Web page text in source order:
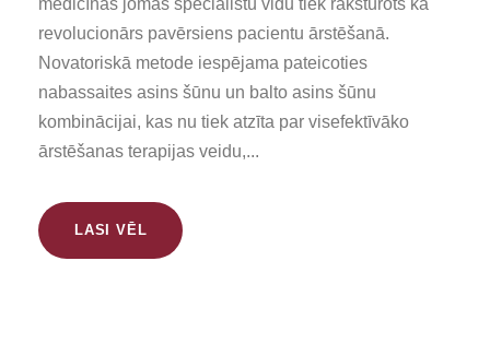
medicīnas jomas speciālistu vidū tiek raksturots kā
revolucionārs pavērsiens pacientu ārstēšanā.
Novatoriskā metode iespējama pateicoties
nabassaites asins šūnu un balto asins šūnu
kombinācijai, kas nu tiek atzīta par visefektīvāko
ārstēšanas terapijas veidu,...
LASI VĒL